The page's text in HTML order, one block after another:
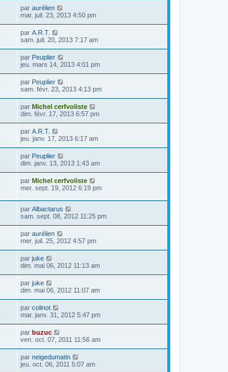
par aurélien
mar. juil. 23, 2013 4:50 pm
par A.R.T.
sam. juil. 20, 2013 7:17 am
par Peuplier
jeu. mars 14, 2013 4:01 pm
par Peuplier
sam. févr. 23, 2013 4:13 pm
par Michel cerfvoliste
dim. févr. 17, 2013 6:57 pm
par A.R.T.
jeu. janv. 17, 2013 6:17 am
par Peuplier
dim. janv. 13, 2013 1:43 am
par Michel cerfvoliste
mer. sept. 19, 2012 6:19 pm
par Albactarus
sam. sept. 08, 2012 11:25 pm
par aurélien
mer. juil. 25, 2012 4:57 pm
par juke
dim. mai 06, 2012 11:13 am
par juke
dim. mai 06, 2012 11:07 am
par colinot
mar. janv. 31, 2012 5:47 pm
par buzuc
ven. oct. 07, 2011 11:56 am
par neigedumatin
jeu. oct. 06, 2011 5:07 am